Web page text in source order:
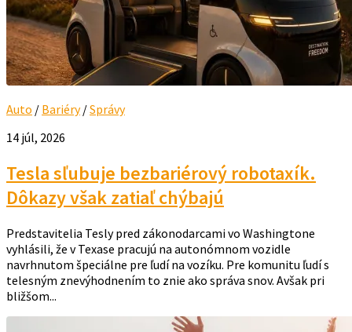
Auto / Bariéry/Správy
14 júl, 2026
Tesla sľubuje bezbariérový robotaxík.
Dôkazy však zatiaľ chýbajú
Predstavitelia Tesly pred zákonodarcami vo Washingtone
vyhlásili, že v Texase pracujú na autonómnom vozidle
navrhnutom špeciálne pre ľudí na vozíku. Pre komunitu ľudí s
telesným znevýhodnením to znie ako správa snov. Avšak pri
bližšom...